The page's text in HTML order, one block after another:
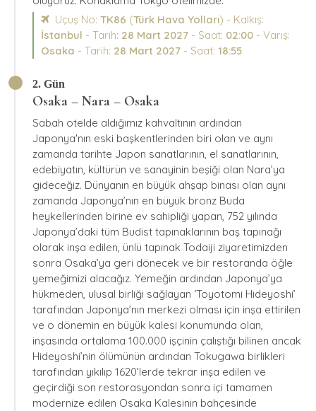
Uçuş No: TK86 (Türk Hava Yolları) - Kalkış:
İstanbul - Tarih: 28 Mart 2027 - Saat: 02:00 - Varış:
Osaka - Tarih: 28 Mart 2027 - Saat: 18:55
2. Gün
Osaka – Nara – Osaka
Sabah otelde aldığımız kahvaltının ardından
Japonya'nın eski başkentlerinden biri olan ve aynı
zamanda tarihte Japon sanatlarının, el sanatlarının,
edebiyatın, kültürün ve sanayinin beşiği olan Nara’ya
gideceğiz. Dünyanın en büyük ahşap binası olan aynı
zamanda Japonya’nın en büyük bronz Buda
heykellerinden birine ev sahipliği yapan, 752 yılında
Japonya’daki tüm Budist tapınaklarının baş tapınağı
olarak inşa edilen, ünlü tapınak Todaiji ziyaretimizden
sonra Osaka’ya geri dönecek ve bir restoranda öğle
yemeğimizi alacağız. Yemeğin ardından Japonya’ya
hükmeden, ulusal birliği sağlayan ‘Toyotomi Hideyoshi’
tarafından Japonya’nın merkezi olması için inşa ettirilen
ve o dönemin en büyük kalesi konumunda olan,
inşasında ortalama 100.000 işçinin çalıştığı bilinen ancak
Hideyoshi’nin ölümünün ardından Tokugawa birlikleri
tarafından yıkılıp 1620’lerde tekrar inşa edilen ve
geçirdiği son restorasyondan sonra içi tamamen
modernize edilen Osaka Kalesinin bahçesinde